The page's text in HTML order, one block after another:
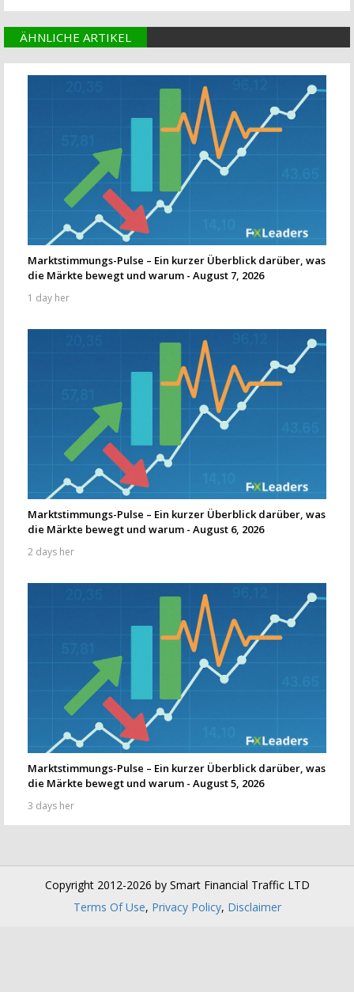
ÄHNLICHE ARTIKEL
Marktstimmungs-Pulse – Ein kurzer Überblick darüber, was
die Märkte bewegt und warum - August 7, 2026
1 day her
Marktstimmungs-Pulse – Ein kurzer Überblick darüber, was
die Märkte bewegt und warum - August 6, 2026
2 days her
Marktstimmungs-Pulse – Ein kurzer Überblick darüber, was
die Märkte bewegt und warum - August 5, 2026
3 days her
Copyright 2012-2026 by Smart Financial Traffic LTD
Terms Of Use, Privacy Policy, Disclaimer